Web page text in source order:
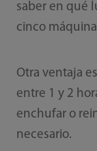
saber en qué
cinco
Otra ventaja
entre 1 y 2
enchufar o
necesario.